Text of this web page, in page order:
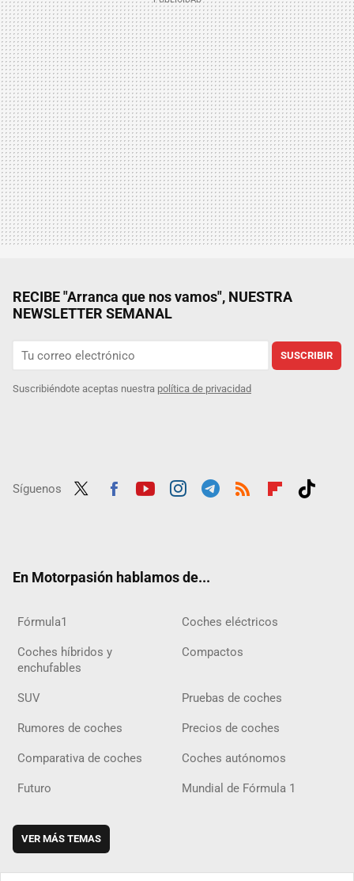
RECIBE "Arranca que nos vamos", NUESTRA
NEWSLETTER SEMANAL
SUSCRIBIR
Suscribiéndote aceptas nuestra política de privacidad
Síguenos
En Motorpasión hablamos de...
Fórmula1 Coches eléctricos
Coches híbridos y
enchufables
Compactos
SUV Pruebas de coches
Rumores de coches Precios de coches
Comparativa de coches Coches autónomos
Futuro Mundial de Fórmula 1
VER MÁS TEMAS